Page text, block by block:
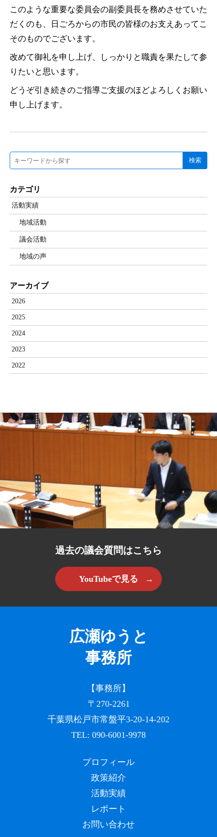
このような重要な委員会の副委員長を務めさせていた
だくのも、日ごろからの市民の皆様のお支えあってこ
そのものでございます。
改めて御礼を申し上げ、しっかりと職責を果たして参
りたいと思います。
どうぞ引き続きのご指導ご支援のほどよろしくお願い
申し上げます。
検索
カテゴリ
活動実績
地域活動
議会活動
地域の声
アーカイブ
2026
2025
2024
2023
2022
過去の議会質問はこちら
YouTubeで見る
広瀬ゆうと
事務所
【事務所】
〒270-2261
千葉県松戸市常盤平3-20-14-202
TEL: 090-6001-9978
プロフィール
政策紹介
活動実績
レポート
お問い合わせ